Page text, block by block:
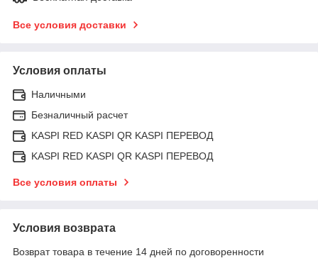
Все условия доставки
Условия оплаты
Наличными
Безналичный расчет
KASPI RED KASPI QR KASPI ПЕРЕВОД
KASPI RED KASPI QR KASPI ПЕРЕВОД
Все условия оплаты
Условия возврата
Возврат товара в течение 14 дней по договоренности